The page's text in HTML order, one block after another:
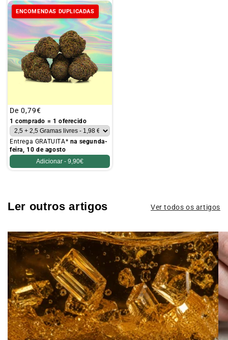
ENCOMENDAS DUPLICADAS
Preço
habitual
De 0,79€
1 comprado = 1 oferecido
Entrega GRATUITA* na segunda-
feira, 10 de agosto
Adicionar - 9,90€
Ler outros artigos Ver todos os artigos